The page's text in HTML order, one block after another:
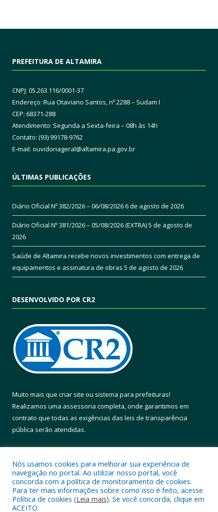
PREFEITURA DE ALTAMIRA
CNPJ: 05.263.116/0001-37
Endereço: Rua Otaviano Santos, nº 2288 – Sudam I
CEP: 68371-288
Atendimento: Segunda a Sexta-feira – 08h às 14h
Contato: (93) 99178-9762
E-mail: ouvidoriageral@altamira.pa.gov.br
ÚLTIMAS PUBLICAÇÕES
Diário Oficial Nº 382/2026 – 06/08/20266 de agosto de 2026
Diário Oficial Nº 381/2026 – 05/08/2026 (EXTRA)5 de agosto de
2026
Saúde de Altamira recebe novos investimentos com entrega de
equipamentos e assinatura de obras 5 de agosto de 2026
DESENVOLVIDO POR CR2
Muito mais que criar site ou sistema para prefeituras!
Realizamos uma assessoria completa, onde garantimos em
contrato que todas as exigências das leis de transparência
pública serão atendidas.
Todos os direitos reservados a Prefeitura Municipal de Altamira.
Nós usamos cookies para melhorar sua experiência de
navegação no portal. Ao utilizar nosso portal, você
concorda com a política de monitoramento de cookies.
Para ter mais informações sobre como isso é feito, acesse
Política de cookies (Leia mais). Se você concorda, clique em
ACEITO.